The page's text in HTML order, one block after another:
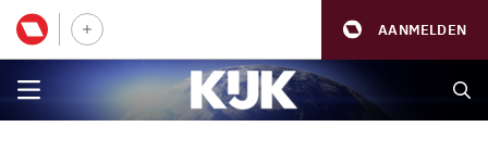
AANMELDEN